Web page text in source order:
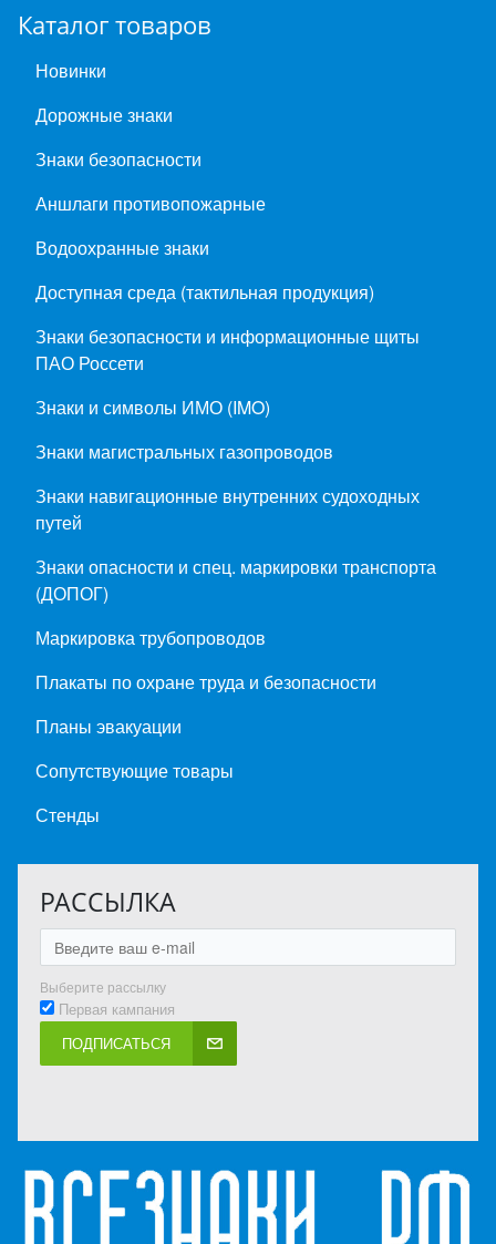
Каталог товаров
Новинки
Дорожные знаки
Знаки безопасности
Аншлаги противопожарные
Водоохранные знаки
Доступная среда (тактильная продукция)
Знаки безопасности и информационные щиты
ПАО Россети
Знаки и символы ИМО (IMO)
Знаки магистральных газопроводов
Знаки навигационные внутренних судоходных
путей
Знаки опасности и спец. маркировки транспорта
(ДОПОГ)
Маркировка трубопроводов
Плакаты по охране труда и безопасности
Планы эвакуации
Сопутствующие товары
Стенды
РАССЫЛКА
Выберите рассылку
Первая кампания
ПОДПИСАТЬСЯ